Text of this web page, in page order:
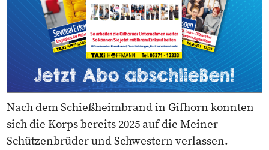
Nach dem Schießheimbrand in Gifhorn konnten
sich die Korps bereits 2025 auf die Meiner
Schützenbrüder und Schwestern verlassen.